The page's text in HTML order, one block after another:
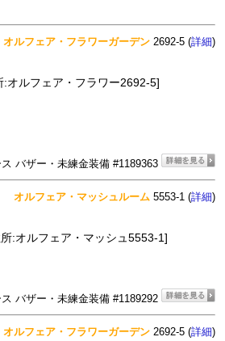
オルフェア・フラワーガーデン 2692-5 (詳細)
オルフェア・フラワー2692-5]
バザー・未練金装備 #1189363
オルフェア・マッシュルーム 5553-1 (詳細)
:オルフェア・マッシュ5553-1]
バザー・未練金装備 #1189292
オルフェア・フラワーガーデン 2692-5 (詳細)